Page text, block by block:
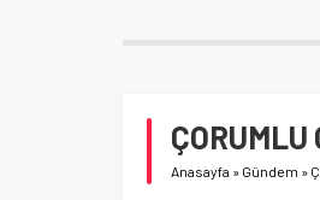
ÇORUMLU
Anasayfa » Gündem »